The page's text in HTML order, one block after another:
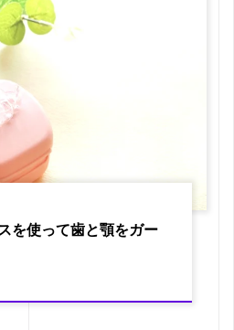
を使って歯と顎をガー